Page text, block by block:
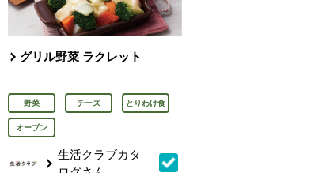
グリル野菜 ラクレット
野菜 チーズ とりわけ食
オーブン
生活クラブカタ